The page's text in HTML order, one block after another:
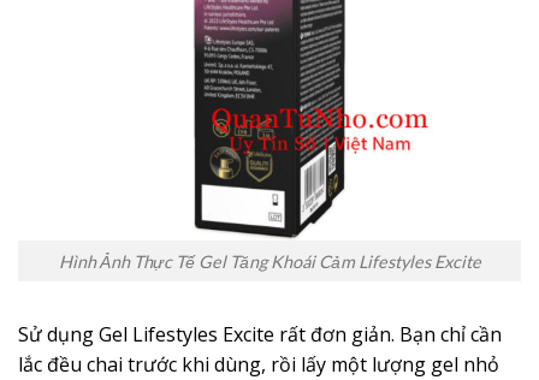
Hình Ảnh Thực Tế Gel Tăng Khoái Cảm Lifestyles Excite
Sử dụng Gel Lifestyles Excite rất đơn giản. Bạn chỉ cần
lắc đều chai trước khi dùng, rồi lấy một lượng gel nhỏ